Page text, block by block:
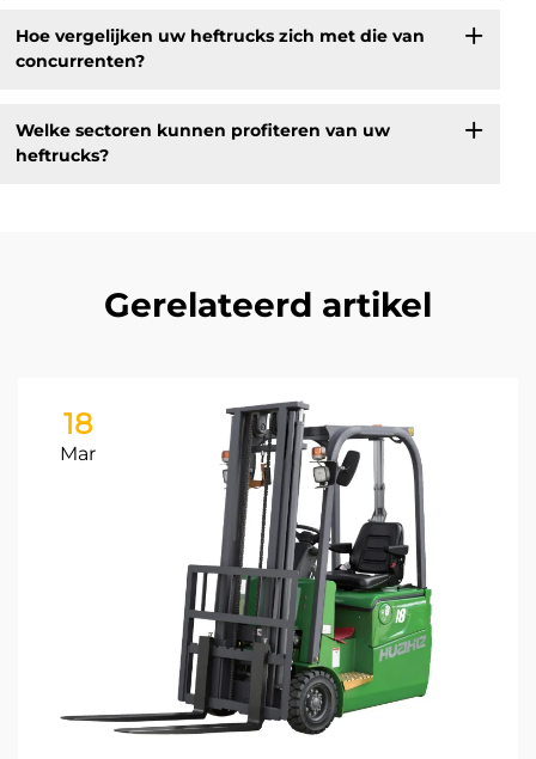
Hoe vergelijken uw heftrucks zich met die van
concurrenten?
Welke sectoren kunnen profiteren van uw
heftrucks?
Gerelateerd artikel
18
Mar